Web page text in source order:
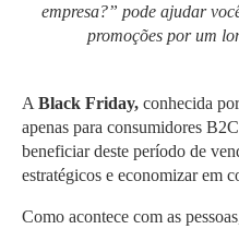
empresa?” pode ajudar
promoções por um
A Black Friday, conhecida
apenas para consumidores
beneficiar deste período de
estratégicos e economizar em
Como acontece com as